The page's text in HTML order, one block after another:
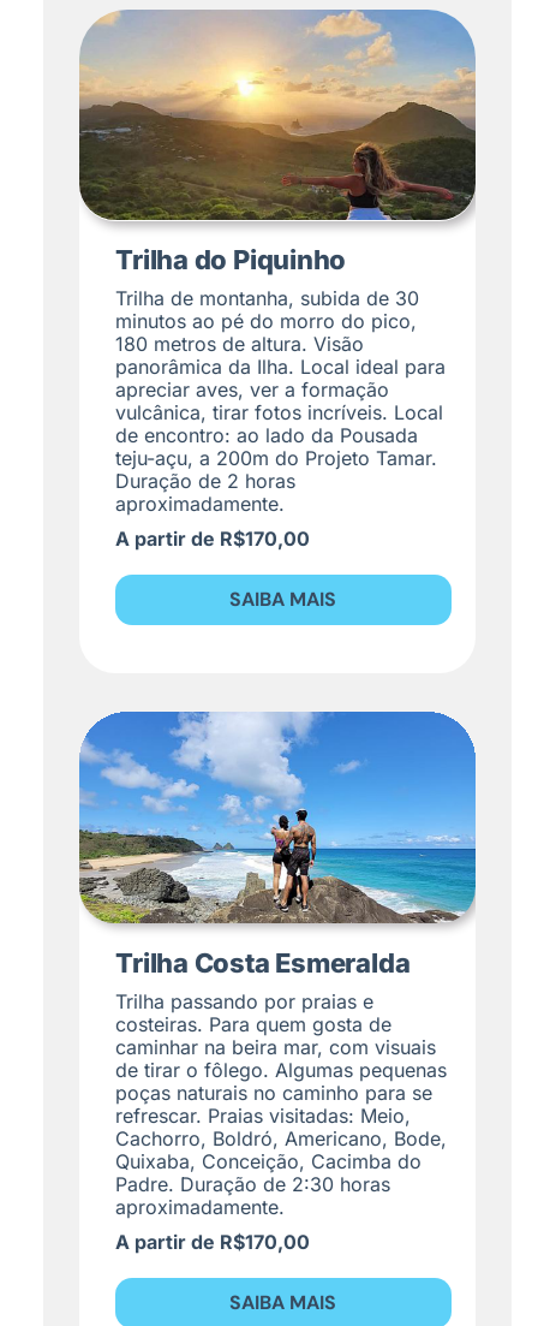
Trilha do Piquinho
Trilha de montanha, subida de 30
minutos ao pé do morro do pico,
180 metros de altura. Visão
panorâmica da Ilha. Local ideal para
apreciar aves, ver a formação
vulcânica, tirar fotos incríveis. Local
de encontro: ao lado da Pousada
teju-açu, a 200m do Projeto Tamar.
Duração de 2 horas
aproximadamente.
A partir de R$170,00
SAIBA MAIS
Trilha Costa Esmeralda
Trilha passando por praias e
costeiras. Para quem gosta de
caminhar na beira mar, com visuais
de tirar o fôlego. Algumas pequenas
poças naturais no caminho para se
refrescar. Praias visitadas: Meio,
Cachorro, Boldró, Americano, Bode,
Quixaba, Conceição, Cacimba do
Padre. Duração de 2:30 horas
aproximadamente.
A partir de R$170,00
SAIBA MAIS